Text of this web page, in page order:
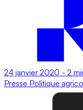
24 janvier 2020 - 2
Presse Politique